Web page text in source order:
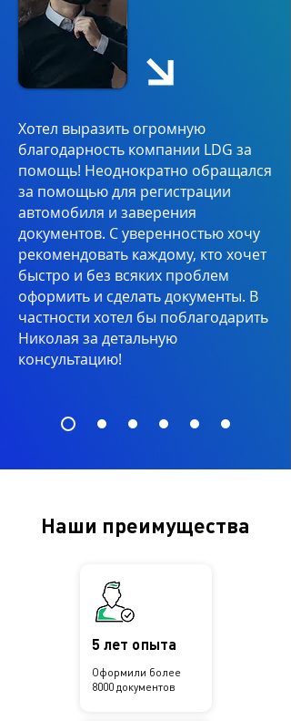
Хотел выразить огромную
благодарность компании LDG за
помощь! Неоднократно обращался
за помощью для регистрации
автомобиля и заверения
документов. С уверенностью хочу
рекомендовать каждому, кто хочет
быстро и без всяких проблем
оформить и сделать документы. В
частности хотел бы поблагодарить
Николая за детальную
консультацию!
Наши преимущества
5 лет опыта
Оформили более
8000 документов